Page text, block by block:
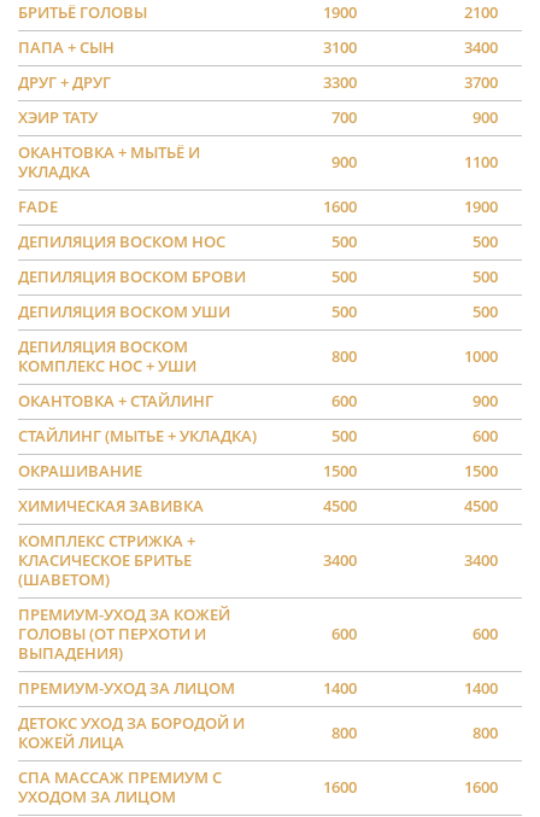
БРИТЬЁ ГОЛОВЫ
1900
2100
ПАПА + СЫН
3100
3400
ДРУГ + ДРУГ
3300
3700
ХЭИР ТАТУ
700
900
ОКАНТОВКА + МЫТЬЁ И
УКЛАДКА
900 1100
FADE 1600
1900
ДЕПИЛЯЦИЯ ВОСКОМ НОС
500
500
ДЕПИЛЯЦИЯ ВОСКОМ БРОВИ
500
500
ДЕПИЛЯЦИЯ ВОСКОМ УШИ
500
500
ДЕПИЛЯЦИЯ ВОСКОМ
КОМПЛЕКС НОС + УШИ
800 1000
ОКАНТОВКА + СТАЙЛИНГ 600
900
СТАЙЛИНГ (МЫТЬЕ + УКЛАДКА)
500
600
ОКРАШИВАНИЕ
1500
1500
ХИМИЧЕСКАЯ ЗАВИВКА
4500
4500
КОМПЛЕКС СТРИЖКА +
КЛАСИЧЕСКОЕ БРИТЬЕ
(ШАВЕТОМ)
3400 3400
ПРЕМИУМ-УХОД ЗА КОЖЕЙ
ГОЛОВЫ (ОТ ПЕРХОТИ И
ВЫПАДЕНИЯ)
600 600
ПРЕМИУМ-УХОД ЗА ЛИЦОМ 1400
1400
ДЕТОКС УХОД ЗА БОРОДОЙ И
КОЖЕЙ ЛИЦА
800 800
СПА МАССАЖ ПРЕМИУМ С
УХОДОМ ЗА ЛИЦОМ
1600 1600